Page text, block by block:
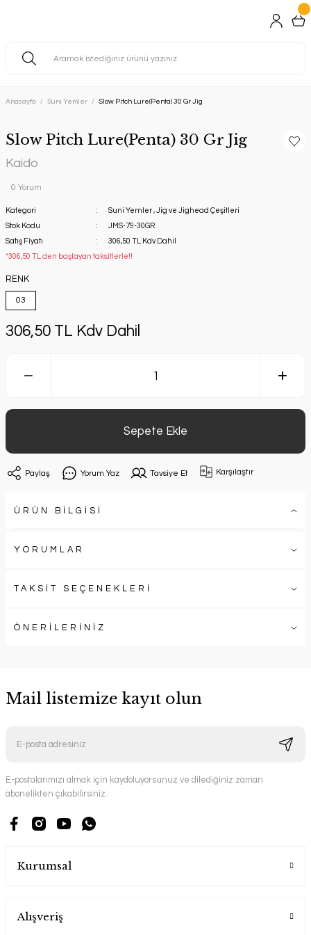
Anasayfa Suni Yemler Slow Pitch Lure(Penta) 30 Gr Jig
Slow Pitch Lure(Penta) 30 Gr Jig
Kaido
0 Yorum
Kategori Suni Yemler ,Jig ve Jighead Çeşitleri
Stok Kodu
JMS-79-30GR
Satış Fiyatı
306,50 TL Kdv Dahil
*306,50 TL den başlayan taksitlerle!!
RENK
03
306,50 TL Kdv Dahil
Sepete Ekle
Paylaş Yorum Yaz Tavsiye Et Karşılaştır
ÜRÜN BİLGİSİ
YORUMLAR
TAKSİT SEÇENEKLERİ
ÖNERİLERİNİZ
Mail listemize kayıt olun
E-postalarımızı almak için kaydoluyorsunuz ve dilediğiniz zaman
abonelikten çıkabilirsiniz.
Kurumsal
Alışveriş